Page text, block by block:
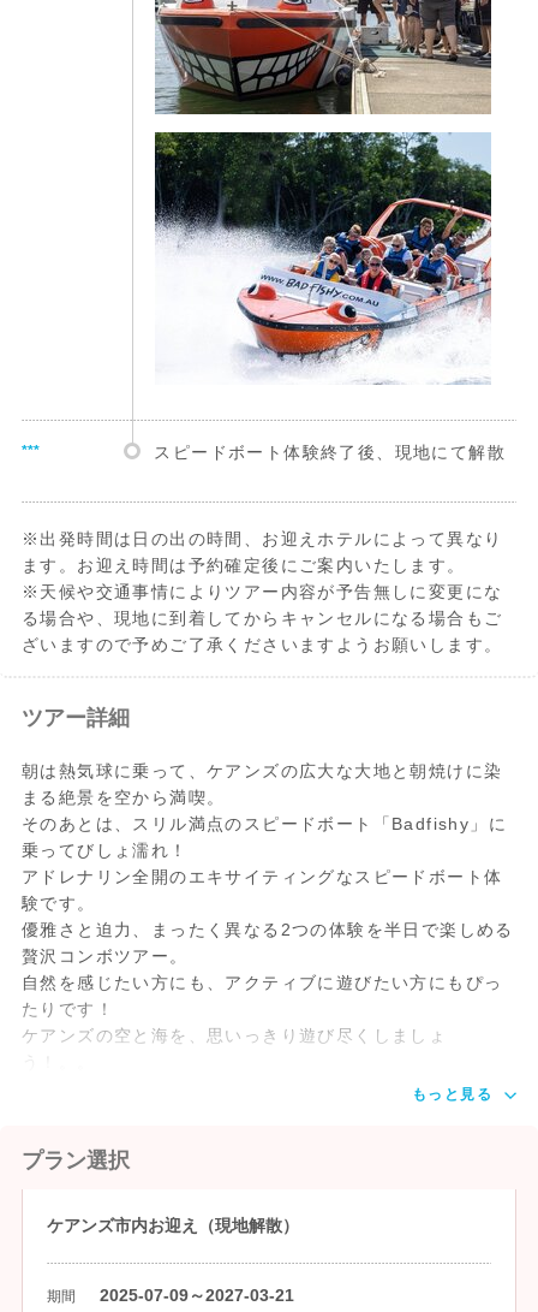
*** スピードボート体験終了後、現地にて解散
※出発時間は日の出の時間、お迎えホテルによって異なり
ます。お迎え時間は予約確定後にご案内いたします。
※天候や交通事情によりツアー内容が予告無しに変更にな
る場合や、現地に到着してからキャンセルになる場合もご
ざいますので予めご了承くださいますようお願いします。
ツアー詳細
朝は熱気球に乗って、ケアンズの広大な大地と朝焼けに染
まる絶景を空から満喫。
そのあとは、スリル満点のスピードボート「Badfishy」に
乗ってびしょ濡れ！
アドレナリン全開のエキサイティングなスピードボート体
験です。
優雅さと迫力、まったく異なる2つの体験を半日で楽しめる
贅沢コンボツアー。
自然を感じたい方にも、アクティブに遊びたい方にもぴっ
たりです！
ケアンズの空と海を、思いっきり遊び尽くしましょ
もっと見る
プラン選択
ケアンズ市内お迎え（現地解散）
期間 2025-07-09～2027-03-21